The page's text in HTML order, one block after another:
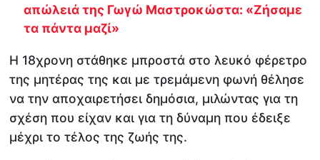
απώλειά της Γωγώ Μαστροκώστα: «Ζήσαμε
τα πάντα μαζί»
Η 18χρονη στάθηκε μπροστά στο λευκό φέρετρο
της μητέρας της και με τρεμάμενη φωνή θέλησε
να την αποχαιρετήσει δημόσια, μιλώντας για τη
σχέση που είχαν και για τη δύναμη που έδειξε
μέχρι το τέλος της ζωής της.